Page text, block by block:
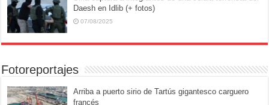
Daesh en Idlib (+ fotos)
07/08/2025
Fotoreportajes
Arriba a puerto sirio de Tartús gigantesco carguero
francés